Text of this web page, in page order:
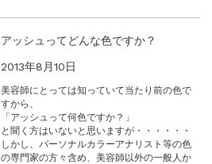
アッシュってどんな色ですか？
2013年8月10日
美容師にとっては知っていて当たり前の色で
すから、
「アッシュって何色ですか？」
と聞く方はいないと思いますが・・・・・・
しかし、パーソナルカラーアナリスト等の色
の専門家の方々含め、美容師以外の一般人か